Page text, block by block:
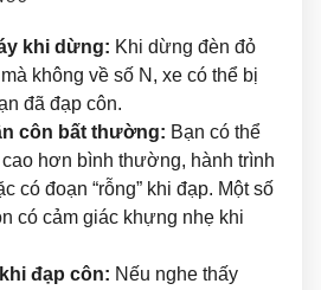
khi dừng: Khi dừng đèn đỏ
không về số N, xe có thể bị
đã đạp côn.
côn bất thường: Bạn có thể
hơn bình thường, hành trình
có đoạn “rỗng” khi đạp. Một số
có cảm giác khựng nhẹ khi
đạp côn: Nếu nghe thấy